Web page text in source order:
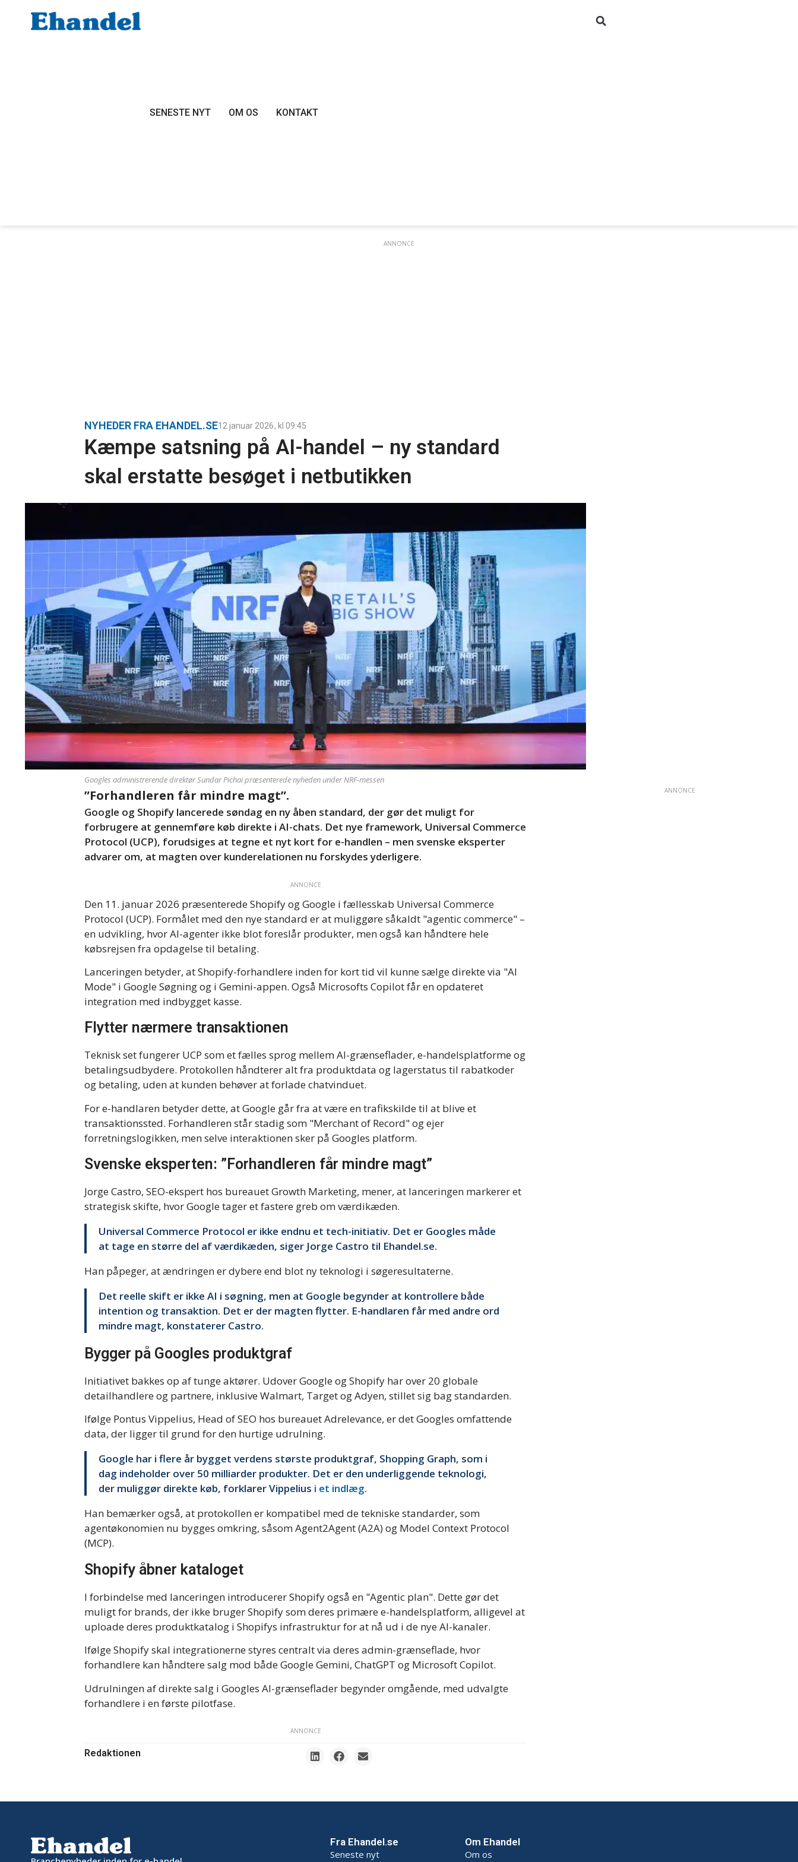
SENESTE NYT OM OS KONTAKT
ANNONCE
NYHEDER FRA EHANDEL.SE12 januar 2026, kl 09:45
Kæmpe satsning på AI-handel – ny standard
skal erstatte besøget i netbutikken
Googles administrerende direktør Sundar Pichai præsenterede nyheden under NRF-messen
”Forhandleren får mindre magt”.
Google og Shopify lancerede søndag en ny åben standard, der gør det muligt for
forbrugere at gennemføre køb direkte i AI-chats. Det nye framework, Universal Commerce
Protocol (UCP), forudsiges at tegne et nyt kort for e-handlen – men svenske eksperter
advarer om, at magten over kunderelationen nu forskydes yderligere.
ANNONCE
Den 11. januar 2026 præsenterede Shopify og Google i fællesskab Universal Commerce
Protocol (UCP). Formålet med den nye standard er at muliggøre såkaldt "agentic commerce" –
en udvikling, hvor AI-agenter ikke blot foreslår produkter, men også kan håndtere hele
købsrejsen fra opdagelse til betaling.
Lanceringen betyder, at Shopify-forhandlere inden for kort tid vil kunne sælge direkte via "AI
Mode" i Google Søgning og i Gemini-appen. Også Microsofts Copilot får en opdateret
integration med indbygget kasse.
Flytter nærmere transaktionen
Teknisk set fungerer UCP som et fælles sprog mellem AI-grænseflader, e-handelsplatforme og
betalingsudbydere. Protokollen håndterer alt fra produktdata og lagerstatus til rabatkoder
og betaling, uden at kunden behøver at forlade chatvinduet.
For e-handlaren betyder dette, at Google går fra at være en trafikskilde til at blive et
transaktionssted. Forhandleren står stadig som "Merchant of Record" og ejer
forretningslogikken, men selve interaktionen sker på Googles platform.
Svenske eksperten: ”Forhandleren får mindre magt”
Jorge Castro, SEO-ekspert hos bureauet Growth Marketing, mener, at lanceringen markerer et
strategisk skifte, hvor Google tager et fastere greb om værdikæden.
Universal Commerce Protocol er ikke endnu et tech-initiativ. Det er Googles måde
at tage en større del af værdikæden, siger Jorge Castro til Ehandel.se.
Han påpeger, at ændringen er dybere end blot ny teknologi i søgeresultaterne.
Det reelle skift er ikke AI i søgning, men at Google begynder at kontrollere både
intention og transaktion. Det er der magten flytter. E-handlaren får med andre ord
mindre magt, konstaterer Castro.
Bygger på Googles produktgraf
Initiativet bakkes op af tunge aktører. Udover Google og Shopify har over 20 globale
detailhandlere og partnere, inklusive Walmart, Target og Adyen, stillet sig bag standarden.
Ifølge Pontus Vippelius, Head of SEO hos bureauet Adrelevance, er det Googles omfattende
data, der ligger til grund for den hurtige udrulning.
Google har i flere år bygget verdens største produktgraf, Shopping Graph, som i
dag indeholder over 50 milliarder produkter. Det er den underliggende teknologi,
der muliggør direkte køb, forklarer Vippelius i et indlæg.
Han bemærker også, at protokollen er kompatibel med de tekniske standarder, som
agentøkonomien nu bygges omkring, såsom Agent2Agent (A2A) og Model Context Protocol
(MCP).
Shopify åbner kataloget
I forbindelse med lanceringen introducerer Shopify også en "Agentic plan". Dette gør det
muligt for brands, der ikke bruger Shopify som deres primære e-handelsplatform, alligevel at
uploade deres produktkatalog i Shopifys infrastruktur for at nå ud i de nye AI-kanaler.
Ifølge Shopify skal integrationerne styres centralt via deres admin-grænseflade, hvor
forhandlere kan håndtere salg mod både Google Gemini, ChatGPT og Microsoft Copilot.
Udrulningen af direkte salg i Googles AI-grænseflader begynder omgående, med udvalgte
forhandlere i en første pilotfase.
ANNONCE
Redaktionen
ANNONCE
Fra Ehandel.se
Seneste nyt
Om Ehandel
Om os